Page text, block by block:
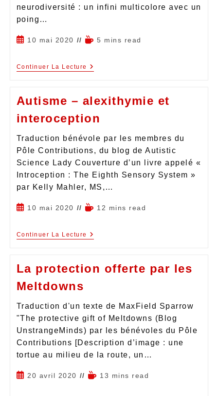
neurodiversité : un infini multicolore avec un
poing…
10 mai 2020 5 mins read
Continuer La Lecture
Autisme – alexithymie et
interoception
Traduction bénévole par les membres du
Pôle Contributions, du blog de Autistic
Science Lady Couverture d’un livre appelé «
Introception : The Eighth Sensory System »
par Kelly Mahler, MS,…
10 mai 2020 12 mins read
Continuer La Lecture
La protection offerte par les
Meltdowns
Traduction d'un texte de MaxField Sparrow
"The protective gift of Meltdowns (Blog
UnstrangeMinds) par les bénévoles du Pôle
Contributions [Description d’image : une
tortue au milieu de la route, un…
20 avril 2020 13 mins read